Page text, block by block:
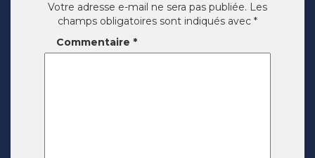
Votre adresse e-mail ne sera pas publiée. Les
champs obligatoires sont indiqués avec *
Commentaire *